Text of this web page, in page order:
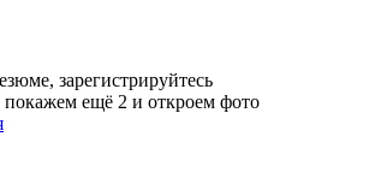
зарегистрируйтесь
покажем ещё 2 и откроем фото